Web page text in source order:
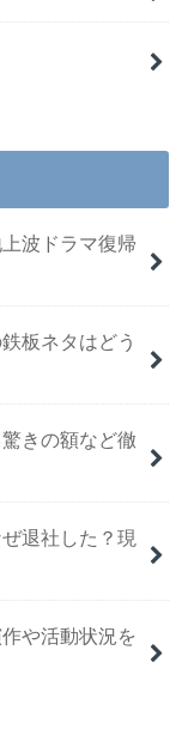
波ドラマ復帰
板ネタはどう
きの額など徹
退社した？現
や活動状況を